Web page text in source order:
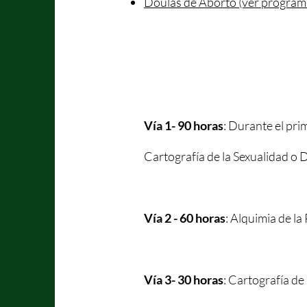
Vía 1- 90 horas: Durante el
Cartografía de la Sexualidad o
Vía 2 - 60 horas: Alquimia de
Vía 3- 30 horas: Cartografía